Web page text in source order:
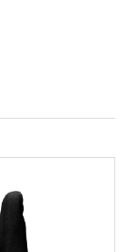
з
82%